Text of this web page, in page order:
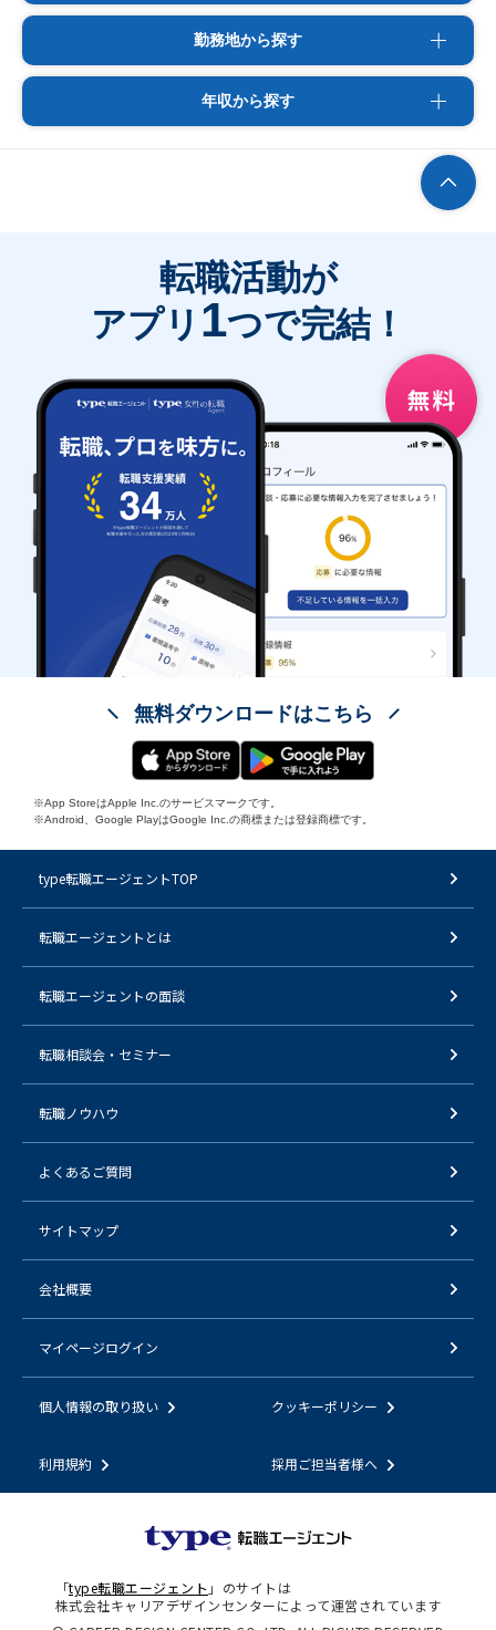
勤務地から探す
年収から探す
転職活動が
アプリ 1つで完結！
無料ダウンロードはこちら
※App StoreはApple Inc.のサービスマークです。
※Android、Google PlayはGoogle Inc.の商標または登録商標です。
type転職エージェントTOP
転職エージェントとは
転職エージェントの面談
転職相談会・セミナー
転職ノウハウ
よくあるご質問
サイトマップ
会社概要
マイページログイン
個人情報の取り扱い クッキーポリシー
利用規約 採用ご担当者様へ
「type転職エージェント 」のサイトは
株式会社キャリアデザインセンターによって運営されています